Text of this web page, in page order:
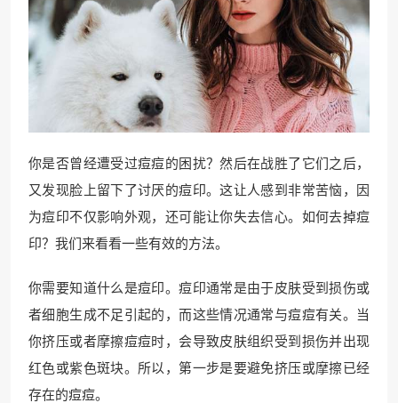
你是否曾经遭受过痘痘的困扰？然后在战胜了它们之后，
又发现脸上留下了讨厌的痘印。这让人感到非常苦恼，因
为痘印不仅影响外观，还可能让你失去信心。如何去掉痘
印？我们来看看一些有效的方法。
你需要知道什么是痘印。痘印通常是由于皮肤受到损伤或
者细胞生成不足引起的，而这些情况通常与痘痘有关。当
你挤压或者摩擦痘痘时，会导致皮肤组织受到损伤并出现
红色或紫色斑块。所以，第一步是要避免挤压或摩擦已经
存在的痘痘。